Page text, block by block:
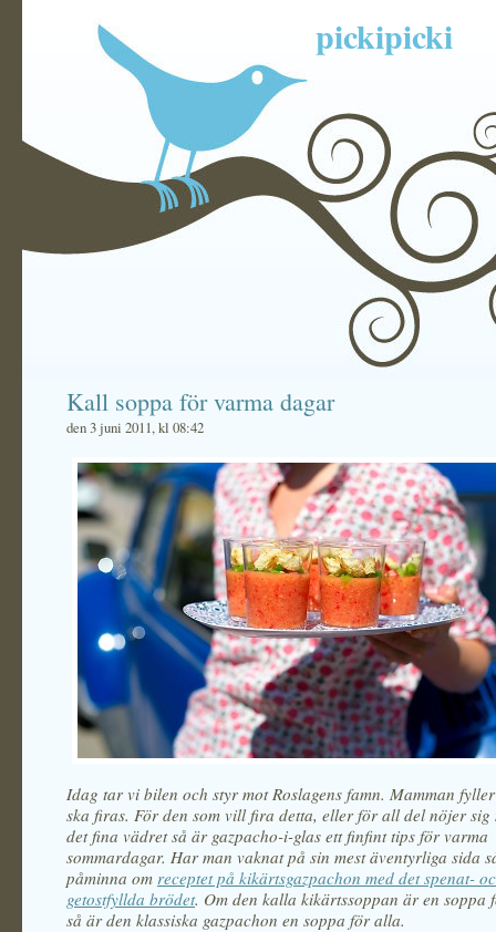
pickipicki
Kall soppa för varma dagar
den 3 juni 2011, kl 08:42
Idag tar vi bilen och styr mot Roslagens famn. Mamman
ska firas. För den som vill fira detta, eller för all del nöjer sig
det fina vädret så är gazpacho-i-glas ett finfint tips för varma
sommardagar. Har man vaknat på sin mest äventyrliga sida
påminna om receptet på kikärtsgazpachon med det spenat-
getostfyllda brödet. Om den kalla kikärtssoppan är en soppa
så är den klassiska gazpachon en soppa för alla.